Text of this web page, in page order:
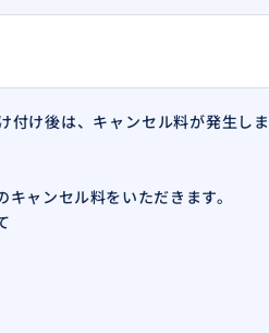
くださいませ。
付け後は、キャンセル料が発生し
ャンセル料をいただきます。